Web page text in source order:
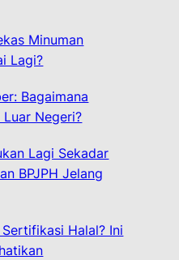
Minuman
Lagi?
Bagaimana
Negeri?
Lagi Sekadar
BPJPH Jelang
Halal? Ini